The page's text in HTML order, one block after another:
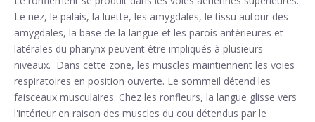
Le nez, le palais, la luette, les amygdales, le tissu autour des
amygdales, la base de la langue et les parois antérieures et
latérales du pharynx peuvent être impliqués à plusieurs
niveaux. Dans cette zone, les muscles maintiennent les voies
respiratoires en position ouverte. Le sommeil détend les
faisceaux musculaires. Chez les ronfleurs, la langue glisse vers
l'intérieur en raison des muscles du cou détendus par le